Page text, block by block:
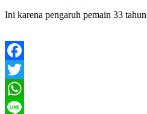
Ini karena pengaruh pemain 33
Facebook
Twitter
WhatsApp